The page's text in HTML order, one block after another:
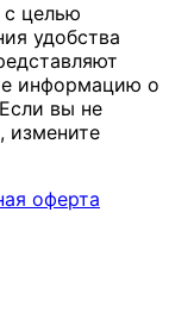
с целью
удобства
информацию о
вы не
измените
оферта